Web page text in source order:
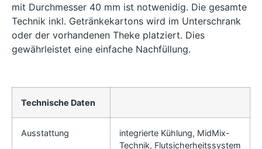
mit Durchmesser 40 mm ist notwenidig. Die gesamte
Technik inkl. Getränkekartons wird im Unterschrank
oder der vorhandenen Theke platziert. Dies
gewährleistet eine einfache Nachfüllung.
Technische Daten
Ausstattung
integrierte Kühlung, MidMix-
Technik, Flutsicherheitssystem